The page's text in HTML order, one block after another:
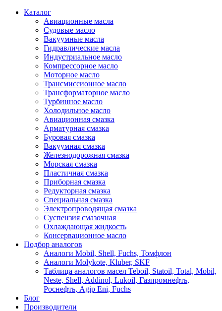
Каталог
Авиационные масла
Судовые масло
Вакуумные масла
Гидравлические масла
Индустриальное масло
Компрессорное масло
Моторное масло
Трансмиссионное масло
Трансформаторное масло
Турбинное масло
Холодильное масло
Авиационная смазка
Арматурная смазка
Буровая смазка
Вакуумная смазка
Железнодорожная смазка
Морская смазка
Пластичная смазка
Приборная смазка
Редукторная смазка
Специальная смазка
Электропроводящая смазка
Суспензия смазочная
Охлаждающая жидкость
Консервационное масло
Подбор аналогов
Аналоги Mobil, Shell, Fuchs, Томфлон
Аналоги Molykote, Kluber, SKF
Таблица аналогов масел Teboil, Statoil, Total, Mobil,
Neste, Shell, Addinol, Lukoil, Газпромнефть,
Роснефть, Agip Eni, Fuchs
Блог
Производители